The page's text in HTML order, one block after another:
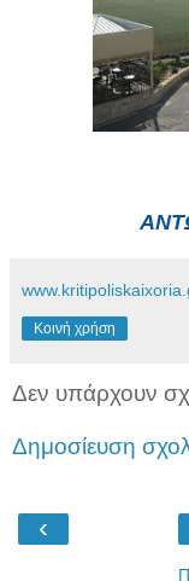
Κοινή χρήση
Δεν υπάρχουν
Δημοσίευση
‹